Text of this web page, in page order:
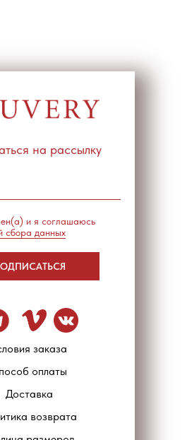
заказа
оплаты
Доставка
возврата
и я соглашаюсь
сбора данных
на рассылку